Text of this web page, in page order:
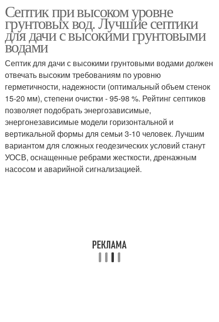
Септик при высоком уровне
грунтовых вод. Лучшие септики
для дачи с высокими грунтовыми
водами
Септик для дачи с высокими грунтовыми водами должен
отвечать высоким требованиям по уровню
герметичности, надежности (оптимальный объем стенок
15-20 мм), степени очистки - 95-98 %. Рейтинг септиков
позволяет подобрать энергозависимые,
энергонезависимые модели горизонтальной и
вертикальной формы для семьи 3-10 человек. Лучшим
вариантом для сложных геодезических условий станут
УОСВ, оснащенные ребрами жесткости, дренажным
насосом и аварийной сигнализацией.